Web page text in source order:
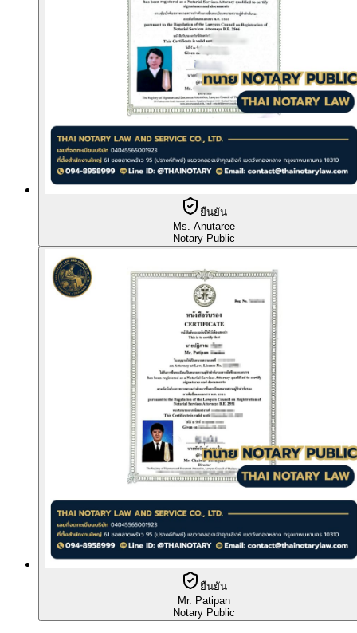
ยืนยัน
Ms. Anutaree
Notary Public
ยืนยัน
Mr. Patipan
Notary Public